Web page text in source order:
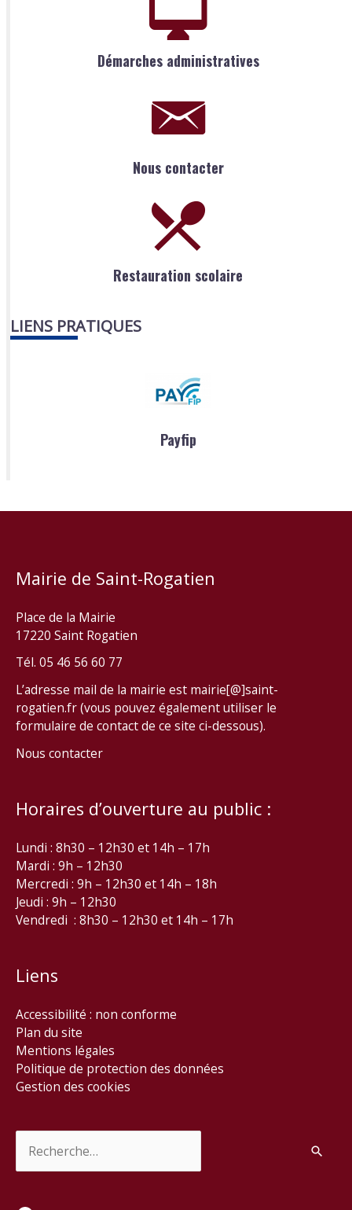
Démarches administratives
Nous contacter
Restauration scolaire
LIENS PRATIQUES
Payfip
Mairie de Saint-Rogatien
Place de la Mairie
17220 Saint Rogatien
Tél. 05 46 56 60 77
L’adresse mail de la mairie est mairie[@]saint-
rogatien.fr (vous pouvez également utiliser le
formulaire de contact de ce site ci-dessous).
Nous contacter
Horaires d’ouverture au public :
Lundi : 8h30 – 12h30 et 14h – 17h
Mardi : 9h – 12h30
Mercredi : 9h – 12h30 et 14h – 18h
Jeudi : 9h – 12h30
Vendredi : 8h30 – 12h30 et 14h – 17h
Liens
Accessibilité : non conforme
Plan du site
Mentions légales
Politique de protection des données
Gestion des cookies